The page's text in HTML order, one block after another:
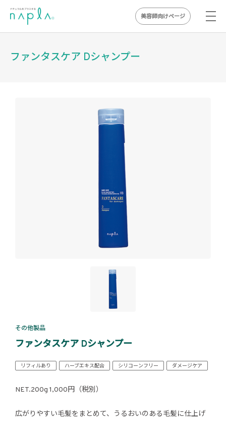
美容師向けページ
ファンタスケア Dシャンプー
その他製品
ファンタスケア Dシャンプー
リフィルあり ハーブエキス配合 シリコーンフリー ダメージケア
NET.200g 1,000円（税別）
広がりやすい毛髪をまとめて、うるおいのある毛髪に仕上げ